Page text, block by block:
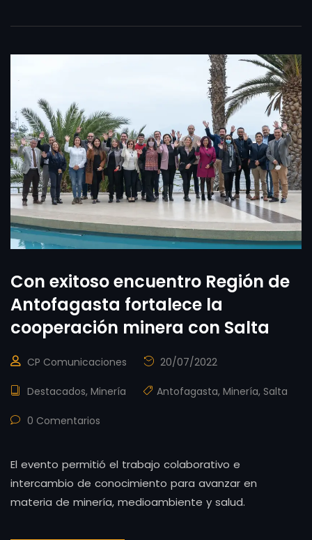
Con exitoso encuentro Región de
Antofagasta fortalece la
cooperación minera con Salta
CP Comunicaciones 20/07/2022
Destacados, Minería Antofagasta, Minería, Salta
0 Comentarios
El evento permitió el trabajo colaborativo e
intercambio de conocimiento para avanzar en
materia de minería, medioambiente y salud.